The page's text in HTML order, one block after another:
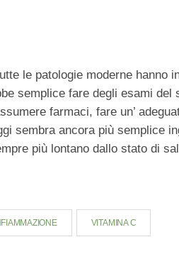
le patologie moderne
semplice fare degli esami
farmaci, fare un’
sembra ancora più semplice
più lontano dallo stato di
VITAMINA C